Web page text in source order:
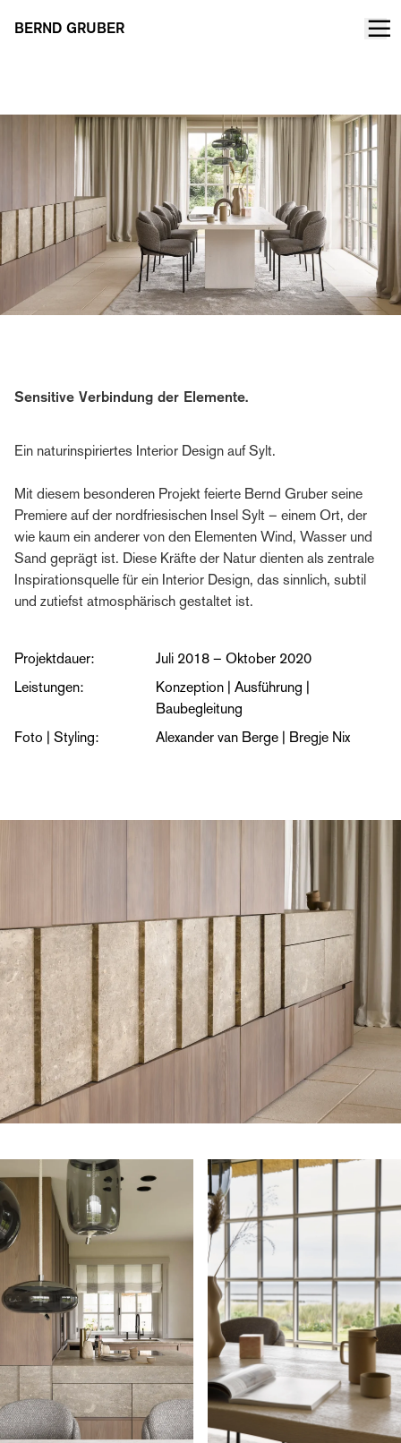
BERND GRUBER
Sensitive Verbindung der Elemente.
Ein naturinspiriertes Interior Design auf Sylt.
Mit diesem besonderen Projekt feierte Bernd Gruber seine
Premiere auf der nordfriesischen Insel Sylt – einem Ort, der
wie kaum ein anderer von den Elementen Wind, Wasser und
Sand geprägt ist. Diese Kräfte der Natur dienten als zentrale
Inspirationsquelle für ein Interior Design, das sinnlich, subtil
und zutiefst atmosphärisch gestaltet ist.
Projektdauer:
Juli 2018 – Oktober 2020
Leistungen:
Konzeption | Ausführung |
Baubegleitung
Foto | Styling:
Alexander van Berge | Bregje Nix